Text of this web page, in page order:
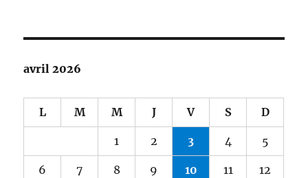
avril 2026
L M M J V S D
1 2 3 4 5
6 7 8 9 10 11 12